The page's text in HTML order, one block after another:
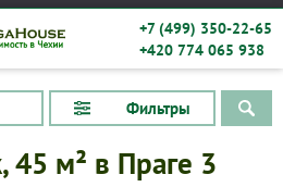
+7 (499) 350-22-65
+420 774 065 938
Фильтры
45 м² в Праге 3